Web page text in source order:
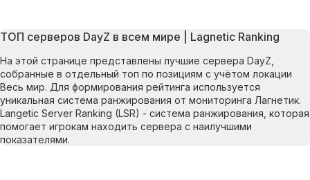
ТОП серверов DayZ в всем мире | Lagnetic Ranking
На этой странице представлены лучшие сервера DayZ,
собранные в отдельный топ по позициям с учётом локации
Весь мир. Для формирования рейтинга используется
уникальная система ранжирования от мониторинга Лагнетик.
Langetic Server Ranking (LSR) - система ранжирования, которая
помогает игрокам находить сервера с наилучшими
показателями.